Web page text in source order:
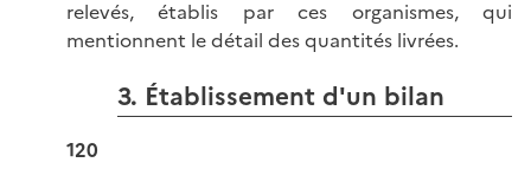
relevés, établis par ces organismes, qui
mentionnent le détail des quantités livrées.
3. Établissement d'un bilan
120